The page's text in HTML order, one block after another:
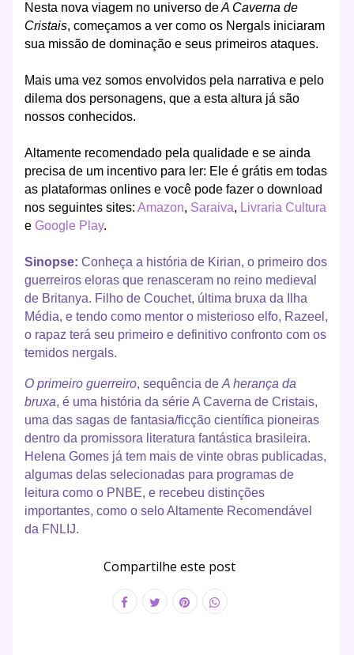
Nesta nova viagem no universo deA Caverna de
Cristais, começamos a ver como os Nergals iniciaram
sua missão de dominação e seus primeiros ataques.
Mais uma vez somos envolvidos pela narrativa e pelo
dilema dos personagens, que a esta altura já são
nossos conhecidos.
Altamente recomendado pela qualidade e se ainda
precisa de um incentivo para ler: Ele é grátis em todas
as plataformas onlines e você pode fazer o download
nos seguintes sites: Amazon, Saraiva, Livraria Cultura
e Google Play.
Sinopse: Conheça a história de Kirian, o primeiro dos
guerreiros eloras que renasceram no reino medieval
de Britanya. Filho de Couchet, última bruxa da Ilha
Média, e tendo como mentor o misterioso elfo, Razeel,
o rapaz terá seu primeiro e definitivo confronto com os
temidos nergals.
O primeiro guerreiro, sequência de A herança da
bruxa, é uma história da série A Caverna de Cristais,
uma das sagas de fantasia/ficção científica pioneiras
dentro da promissora literatura fantástica brasileira.
Helena Gomes já tem mais de vinte obras publicadas,
algumas delas selecionadas para programas de
leitura como o PNBE, e recebeu distinções
importantes, como o selo Altamente Recomendável
da FNLIJ.
Compartilhe este post